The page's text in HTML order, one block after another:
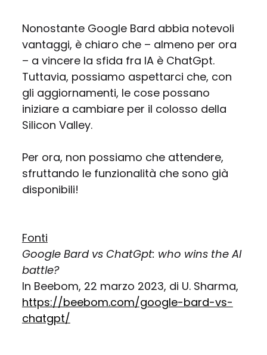
Nonostante Google Bard abbia notevoli
vantaggi, è chiaro che – almeno per ora
– a vincere la sfida fra IA è ChatGpt.
Tuttavia, possiamo aspettarci che, con
gli aggiornamenti, le cose possano
iniziare a cambiare per il colosso della
Silicon Valley.
Per ora, non possiamo che attendere,
sfruttando le funzionalità che sono già
disponibili!
Fonti
Google Bard vs ChatGpt: who wins the AI
battle?
In Beebom, 22 marzo 2023, di U. Sharma,
https://beebom.com/google-bard-vs-
chatgpt/